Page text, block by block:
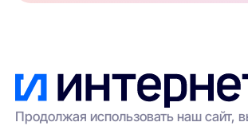
Продолжая использовать наш сайт,